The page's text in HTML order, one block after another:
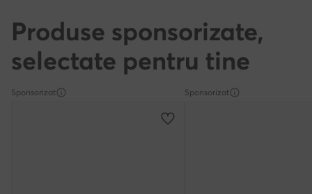
Produse sponsorizate,
selectate pentru tine
Sponsorizat Sponsorizat